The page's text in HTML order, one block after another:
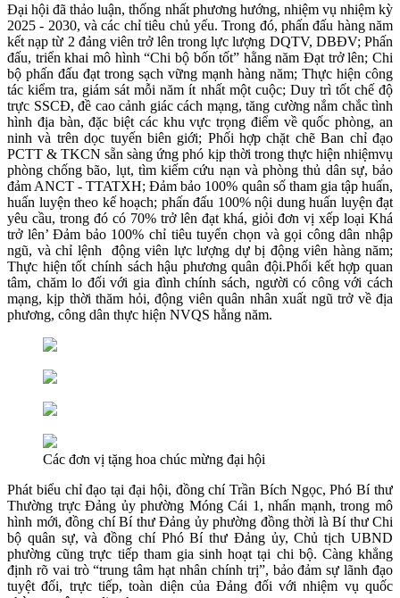
Đại hội đã thảo luận, thống nhất phương hướng, nhiệm vụ nhiệm kỳ
2025 - 2030, và các chỉ tiêu chủ yếu. Trong đó, phấn đấu hàng năm
kết nạp từ 2 đảng viên trở lên trong lực lượng DQTV, DBĐV; Phấn
đấu, triển khai mô hình “Chi bộ bốn tốt” hằng năm Đạt trở lên; Chi
bộ phấn đấu đạt trong sạch vững mạnh hàng năm; Thực hiện công
tác kiểm tra, giám sát mỗi năm ít nhất một cuộc; Duy trì tốt chế độ
trực SSCĐ, đề cao cảnh giác cách mạng, tăng cường nắm chắc tình
hình địa bàn, đặc biệt các khu vực trọng điểm về quốc phòng, an
ninh và trên dọc tuyến biên giới; Phối hợp chặt chẽ Ban chỉ đạo
PCTT & TKCN sẵn sàng ứng phó kịp thời trong thực hiện nhiệmvụ
phòng chống bão, lụt, tìm kiếm cứu nạn và phòng thủ dân sự, bảo
đảm ANCT - TTATXH; Đảm bảo 100% quân số tham gia tập huấn,
huấn luyện theo kế hoạch; phấn đấu 100% nội dung huấn luyện đạt
yêu cầu, trong đó có 70% trở lên đạt khá, giỏi đơn vị xếp loại Khá
trở lên’ Đảm bảo 100% chỉ tiêu tuyển chọn và gọi công dân nhập
ngũ, và chỉ lệnh động viên lực lượng dự bị động viên hàng năm;
Thực hiện tốt chính sách hậu phương quân đội.Phối kết hợp quan
tâm, chăm lo đối với gia đình chính sách, người có công với cách
mạng, kịp thời thăm hỏi, động viên quân nhân xuất ngũ trở về địa
phương, công dân thực hiện NVQS hằng năm.
Các đơn vị tặng hoa chúc mừng đại hội
Phát biểu chỉ đạo tại đại hội, đồng chí Trần Bích Ngọc, Phó Bí thư
Thường trực Đảng ủy phường Móng Cái 1, nhấn mạnh, trong mô
hình mới, đồng chí Bí thư Đảng ủy phường đồng thời là Bí thư Chi
bộ quân sự, và đồng chí Phó Bí thư Đảng ủy, Chủ tịch UBND
phường cũng trực tiếp tham gia sinh hoạt tại chi bộ. Càng khẳng
định rõ vai trò “trung tâm hạt nhân chính trị”, bảo đảm sự lãnh đạo
tuyệt đối, trực tiếp, toàn diện của Đảng đối với nhiệm vụ quốc